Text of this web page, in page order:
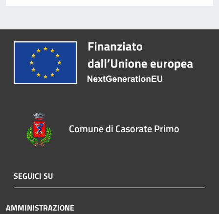
Comune di Casorate Primo
SEGUICI SU
AMMINISTRAZIONE